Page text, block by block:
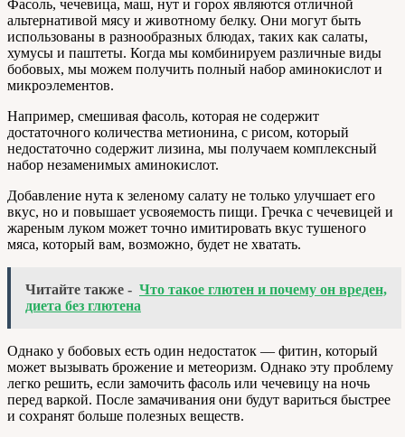
Фасоль, чечевица, маш, нут и горох являются отличной
альтернативой мясу и животному белку. Они могут быть
использованы в разнообразных блюдах, таких как салаты,
хумусы и паштеты. Когда мы комбинируем различные виды
бобовых, мы можем получить полный набор аминокислот и
микроэлементов.
Например, смешивая фасоль, которая не содержит
достаточного количества метионина, с рисом, который
недостаточно содержит лизина, мы получаем комплексный
набор незаменимых аминокислот.
Добавление нута к зеленому салату не только улучшает его
вкус, но и повышает усвояемость пищи. Гречка с чечевицей и
жареным луком может точно имитировать вкус тушеного
мяса, который вам, возможно, будет не хватать.
Читайте также - Что такое глютен и почему он вреден,
диета без глютена
Однако у бобовых есть один недостаток — фитин, который
может вызывать брожение и метеоризм. Однако эту проблему
легко решить, если замочить фасоль или чечевицу на ночь
перед варкой. После замачивания они будут вариться быстрее
и сохранят больше полезных веществ.